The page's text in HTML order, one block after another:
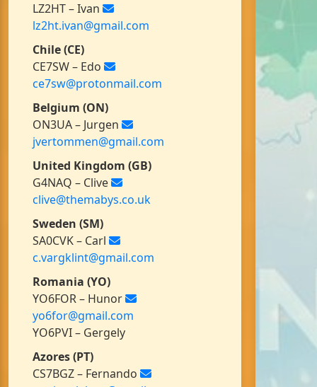
LZ2HT – Ivan
lz2ht.ivan@gmail.com
Chile (CE)
CE7SW – Edo
ce7sw@protonmail.com
Belgium (ON)
ON3UA – Jurgen
jvertommen@gmail.com
United Kingdom (GB)
G4NAQ – Clive
clive@themabys.co.uk
Sweden (SM)
SA0CVK – Carl
c.vargklint@gmail.com
Romania (YO)
YO6FOR – Hunor
yo6for@gmail.com
YO6PVI – Gergely
Azores (PT)
CS7BGZ – Fernando